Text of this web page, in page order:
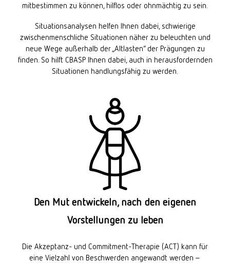
mitbestimmen zu können, hilflos oder ohnmächtig zu sein.
Situationsanalysen helfen Ihnen dabei, schwierige
zwischenmenschliche Situationen näher zu beleuchten und
neue Wege außerhalb der „Altlasten“ der Prägungen zu
finden. So hilft CBASP Ihnen dabei, auch in herausfordernden
Situationen handlungsfähig zu werden.
Den Mut entwickeln, nach den eigenen
Vorstellungen zu leben
Die Akzeptanz- und Commitment-Therapie (ACT) kann für
eine Vielzahl von Beschwerden angewandt werden –